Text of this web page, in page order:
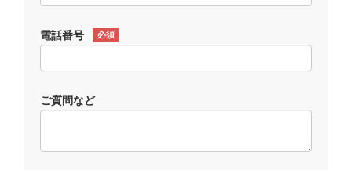
電話番号 必須
ご質問など